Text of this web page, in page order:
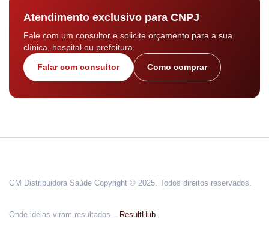
Atendimento exclusivo para CNPJ
Fale com um consultor e solicite orçamento para a sua
clínica, hospital ou prefeitura.
Falar com consultor Como comprar
GM Distribuidora Saúde Copyright © 2025. Todos direitos reservados.
Onde ideias viram resultados – ResultHub.